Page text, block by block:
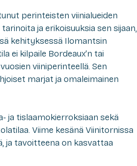
perinteisten viinialueiden
ja erikoisuuksia sen sijaan,
kehityksessä Ilomantsin
ei kilpaile Bordeaux’n tai
viiniperinteellä. Sen
marjat ja omaleimainen
ja tislaamokierroksiaan sekä
Viime kesänä Viinitornissa
ja tavoitteena on kasvattaa